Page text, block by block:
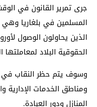
جرى تمرير القانون في
المسلمين في بلغاريا وهي
الذين يحاولون الوصول
الحقوقية البلاد
وسوف يتم حظر النقاب في
ومناطق الخدمات الإدارية
المنازل ودور العبادة.